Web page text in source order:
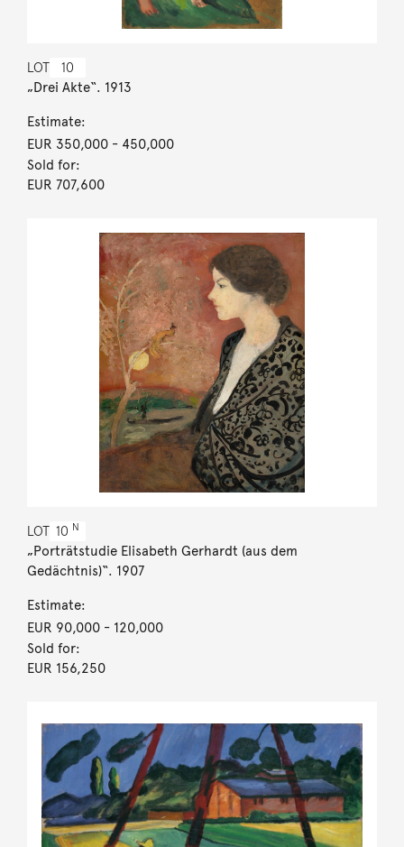
LOT 10
„Drei Akte“. 1913
Estimate:
EUR 350,000- 450,000
Sold for:
EUR 707,600
LOT 10 N
„Porträtstudie Elisabeth Gerhardt (aus dem
Gedächtnis)“. 1907
Estimate:
EUR 90,000- 120,000
Sold for:
EUR 156,250